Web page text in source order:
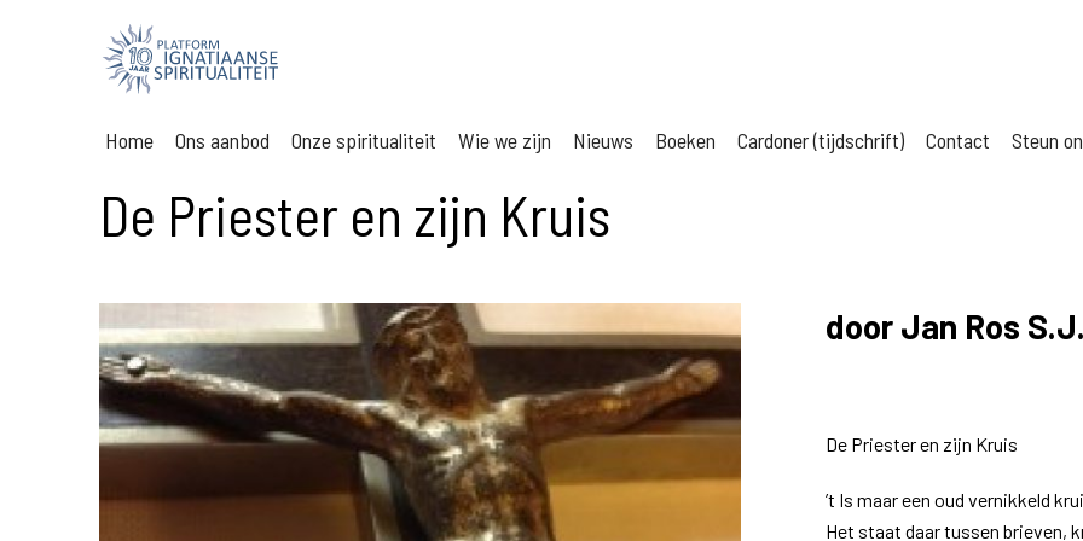
Home Ons aanbod Onze spiritualiteit Wie we zijn Nieuws Boeken Cardoner (tijdschrift) Contact Steun
De Priester en zijn Kruis
door Jan Ros S.J.
De Priester en zijn Kruis
’t Is maar een oud vernikkeld
Het staat daar tussen brieven,